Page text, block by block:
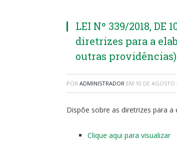
LEI Nº 339/2018, DE
diretrizes para a
outras providências)
POR ADMINISTRADOR EM 10 DE AGOSTO
Dispõe sobre as diretrizes para
Clique aqui para visualizar